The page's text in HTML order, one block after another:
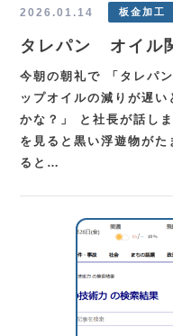
2026.01.14 板金加工
タレパン オイル
今朝の朝礼で 「タレパ
ップオイルの減りが遅
かな？」 と社長が話し
を見ると黒い浮遊物が
ると…